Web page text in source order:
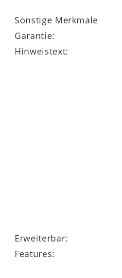
an Ihren Geschmack
Beispielsweise sind
Mattlackfarben und
Auf alle Möbel der
Sonstige Merkmale
Garantie:
Hinweistext:
Erweiterbar:
Features: